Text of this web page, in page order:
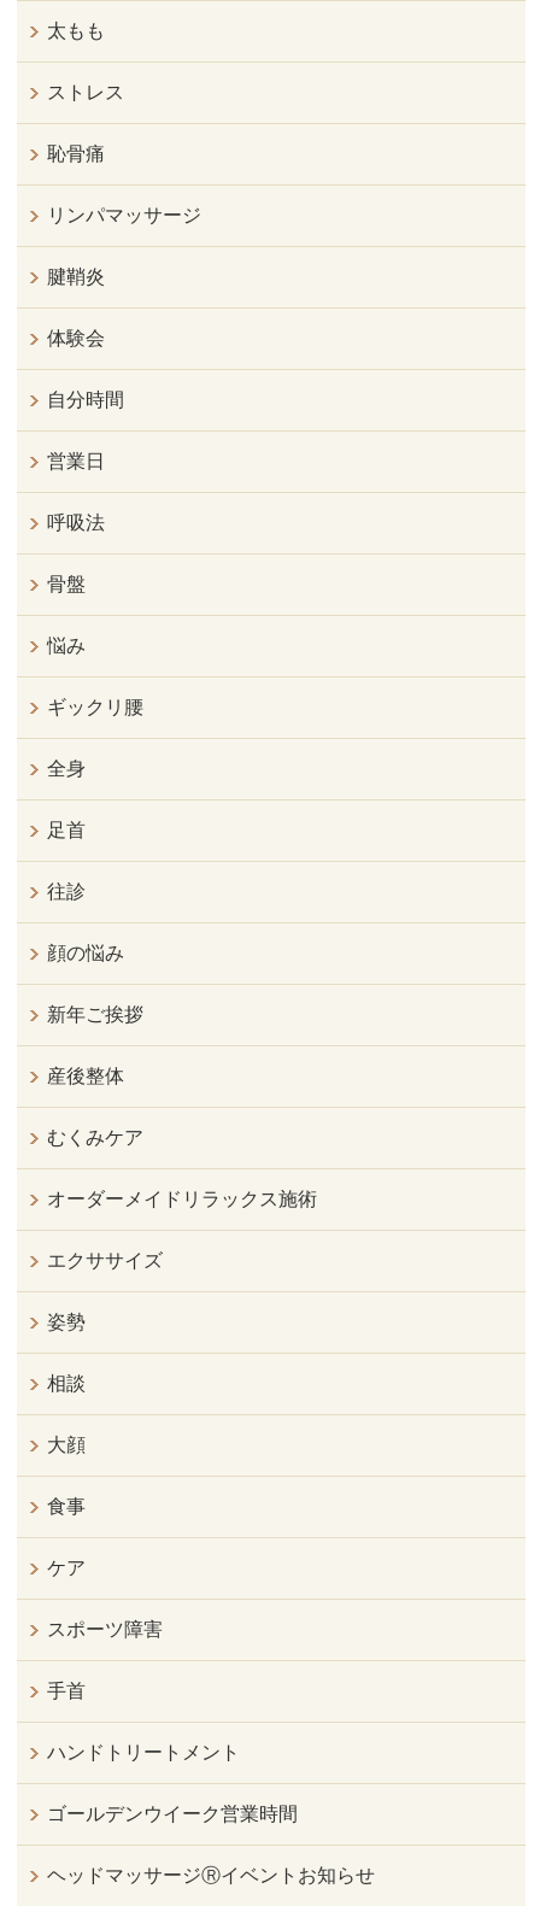
太もも
ストレス
恥骨痛
リンパマッサージ
腱鞘炎
体験会
自分時間
営業日
呼吸法
骨盤
悩み
ギックリ腰
全身
足首
往診
顔の悩み
新年ご挨拶
産後整体
むくみケア
オーダーメイドリラックス施術
エクササイズ
姿勢
相談
大顔
食事
ケア
スポーツ障害
手首
ハンドトリートメント
ゴールデンウイーク営業時間
ヘッドマッサージⓇイベントお知らせ